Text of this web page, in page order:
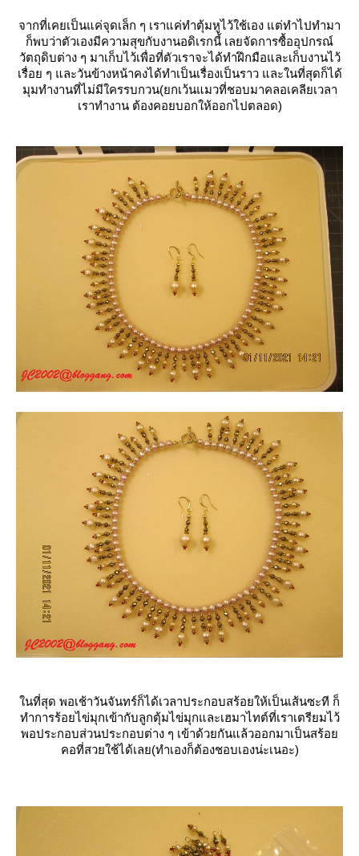
จากที่เคยเป็นแค่จุดเล็ก ๆ เราแค่ทำตุ้มหูไว้ใช้เอง แต่ทำไปทำมา
ก็พบว่าตัวเองมีความสุขกับงานอดิเรกนี้ เลยจัดการซื้ออุปกรณ์
วัตถุดิบต่าง ๆ มาเก็บไว้เพื่อที่ตัวเราจะได้ทำฝึกมือและเก็บงานไว้
เรื่อย ๆ และวันข้างหน้าคงได้ทำเป็นเรื่องเป็นราว และในที่สุดก็ได้
มุมทำงานที่ไม่มีใครรบกวน(ยกเว้นแมวที่ชอบมาคลอเคลียเวลา
เราทำงาน ต้องคอยบอกให้ออกไปตลอด)
นที่สุด พอเช้าวันจันทร์ก็ได้เวลาประกอบสร้อยให้เป็นเส้นซะที ก็
ทำการร้อยไข่มุกเข้ากับลูกตุ้มไข่มุกและเฮมาไทต์ที่เราเตรียมไว้
พอประกอบส่วนประกอบต่าง ๆ เข้าด้วยกันแล้วออกมาเป็นสร้อ
คอที่สวยใช้ได้เลย(ทำเองก็ต้องชอบเองน่ะเนอะ)